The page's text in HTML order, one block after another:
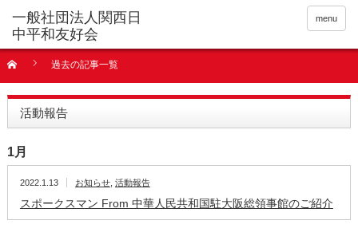
menu
過去の記事一覧
活動報告
1月
2022.1.13 お知らせ, 活動報告
スポークスマン From 中華人民共和国駐大阪総領事館のご紹介